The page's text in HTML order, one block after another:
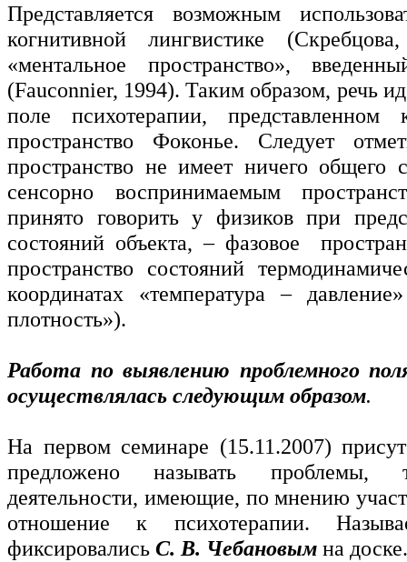
Представляется возможным
когнитивной лингвистике
«ментальное пространство»,
(Fauconnier, 1994). Таким образом, речь
поле психотерапии, представленном
пространство Фоконье. Следует
пространство не имеет ничего общего
сенсорно воспринимаемым
принято говорить у физиков при
состояний объекта, – фазовое
пространство состояний
координатах «температура –
плотность»).
Работа по выявлению проблемного
осуществлялась следующим образом.
На первом семинаре (15.11.2007)
предложено называть проблемы,
деятельности, имеющие, по мнению
отношение к психотерапии.
фиксировались С. В. Чебановым на доске.